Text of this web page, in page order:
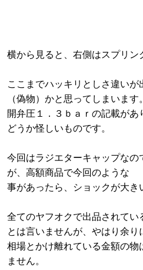
横から見ると、右側はスプリン
ここまでハッキリとしさ違い
（偽物）かと思ってしまいます。
開弁圧１．３ｂａｒの記載が
どうか怪しいものです。
今回はラジエターキャップなの
が、高額商品で今回のような
事があったら、ショックが大き
全てのヤフオクで出品されてい
とは言いませんが、やはり余り
相場とかけ離れている金額の
ません。